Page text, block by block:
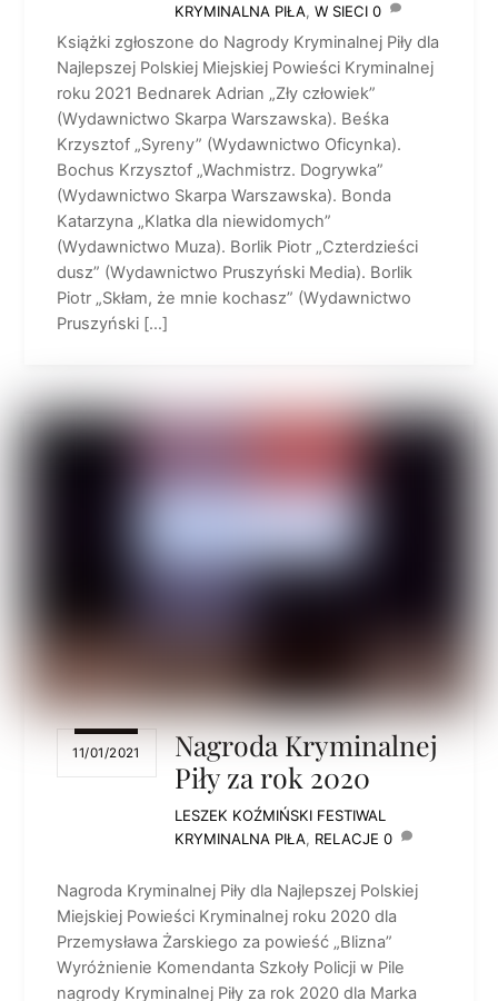
KRYMINALNA PIŁA, W SIECI 0
Książki zgłoszone do Nagrody Kryminalnej Piły dla
Najlepszej Polskiej Miejskiej Powieści Kryminalnej
roku 2021 Bednarek Adrian „Zły człowiek”
(Wydawnictwo Skarpa Warszawska). Beśka
Krzysztof „Syreny” (Wydawnictwo Oficynka).
Bochus Krzysztof „Wachmistrz. Dogrywka”
(Wydawnictwo Skarpa Warszawska). Bonda
Katarzyna „Klatka dla niewidomych”
(Wydawnictwo Muza). Borlik Piotr „Czterdzieści
dusz” (Wydawnictwo Pruszyński Media). Borlik
Piotr „Skłam, że mnie kochasz” (Wydawnictwo
Pruszyński […]
11/01/2021
Nagroda Kryminalnej
Piły za rok 2020
LESZEK KOŹMIŃSKI FESTIWAL
KRYMINALNA PIŁA, RELACJE 0
Nagroda Kryminalnej Piły dla Najlepszej Polskiej
Miejskiej Powieści Kryminalnej roku 2020 dla
Przemysława Żarskiego za powieść „Blizna”
Wyróżnienie Komendanta Szkoły Policji w Pile
nagrody Kryminalnej Piły za rok 2020 dla Marka